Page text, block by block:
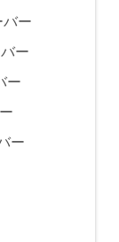
バー
ー
ー
ー